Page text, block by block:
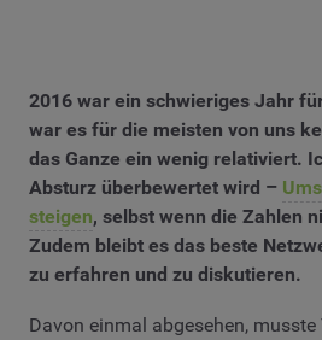
2016 war ein schwieriges Jahr
war es für die meisten von uns
das Ganze ein wenig relativiert.
Absturz überbewertet wird –
steigen, selbst wenn die Zahlen
Zudem bleibt es das beste
zu erfahren und zu diskutieren.
Davon einmal abgesehen,